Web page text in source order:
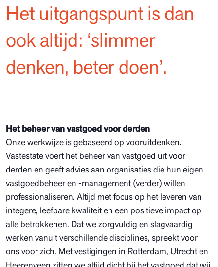
Het uitgangspunt is dan
ook altijd: ‘slimmer
denken, beter doen’.
Het beheer van vastgoed voor derden
Onze werkwijze is gebaseerd op vooruitdenken.
Vastestate voert het beheer van vastgoed uit voor
derden en geeft advies aan organisaties die hun eigen
vastgoedbeheer en -management (verder) willen
professionaliseren. Altijd met focus op het leveren van
integere, leefbare kwaliteit en een positieve impact op
alle betrokkenen. Dat we zorgvuldig en slagvaardig
werken vanuit verschillende disciplines, spreekt voor
ons voor zich. Met vestigingen in Rotterdam, Utrecht en